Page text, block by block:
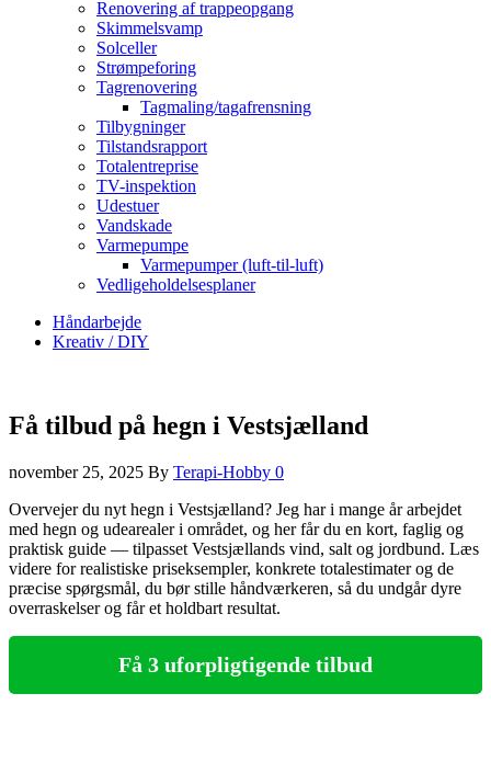
Renovering af trappeopgang
Skimmelsvamp
Solceller
Strømpeforing
Tagrenovering
Tagmaling/tagafrensning
Tilbygninger
Tilstandsrapport
Totalentreprise
TV-inspektion
Udestuer
Vandskade
Varmepumpe
Varmepumper (luft-til-luft)
Vedligeholdelsesplaner
Håndarbejde
Kreativ / DIY
Få tilbud på hegn i Vestsjælland
november 25, 2025 By Terapi-Hobby 0
Overvejer du nyt hegn i Vestsjælland? Jeg har i mange år arbejdet
med hegn og udearealer i området, og her får du en kort, faglig og
praktisk guide — tilpasset Vestsjællands vind, salt og jordbund. Læs
videre for realistiske priseksempler, konkrete totalestimater og de
præcise spørgsmål, du bør stille håndværkeren, så du undgår dyre
overraskelser og får et holdbart resultat.
Få 3 uforpligtigende tilbud